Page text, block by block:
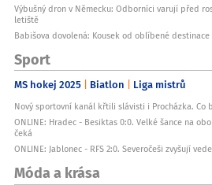
Výbušný dron v Německu: Odborníci varují před
letiště
Babišova dovolená: Kousek od oblíbené destinace
Sport
MS hokej 2025 Biatlon Liga mistrů
Nový sportovní kanál křtili slávisti i Procházka. Co
ONLINE: Hradec - Besiktas 0:0. Velké šance na
čeká
ONLINE: Jablonec - RFS 2:0. Severočeši zvyšují
Móda a krása